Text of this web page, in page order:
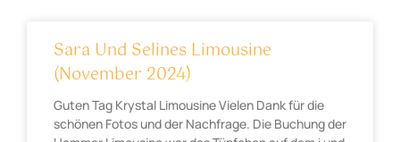
Sara Und Selines Limousine
(November 2024)
Guten Tag Krystal Limousine Vielen Dank für die
schönen Fotos und der Nachfrage. Die Buchung der